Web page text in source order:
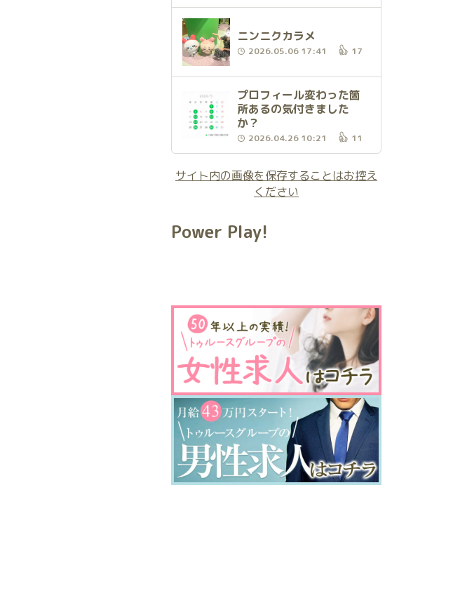
ニンニクカラメ
2026.05.06 17:41 17
プロフィール変わった箇
所あるの気付きました
か？
2026.04.26 10:21 11
サイト内の画像を保存することはお控え
ください
Power Play!